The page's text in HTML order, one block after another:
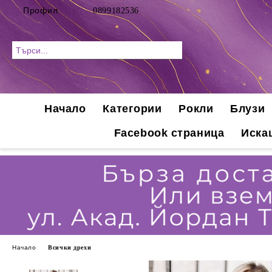
Профил 0899182536
Начало Категории Рокли
Блузи
Facebook страница
Начало Всички дрехи